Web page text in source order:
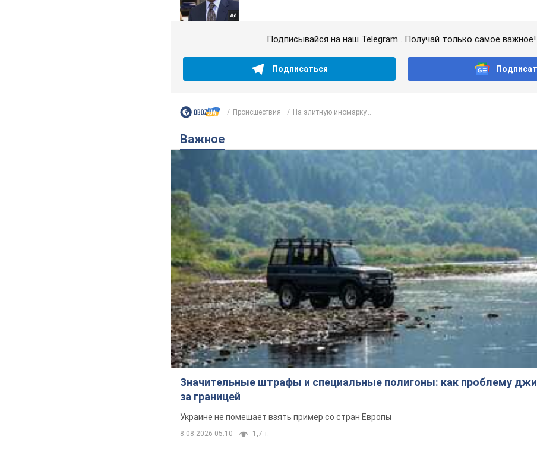
Подписывайся на наш Telegram . Получай только самое важное!
Подписаться
Происшествия На элитную иномарку...
Важное
Значительные штрафы и специальные полигоны: как проблему
за границей
Украине не помешает взять пример со стран Европы
8.08.2026 05:10 1,7 т.